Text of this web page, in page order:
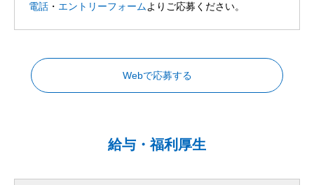
電話 ・ エントリーフォームよりご応募ください。
Webで応募する
給与・福利厚生